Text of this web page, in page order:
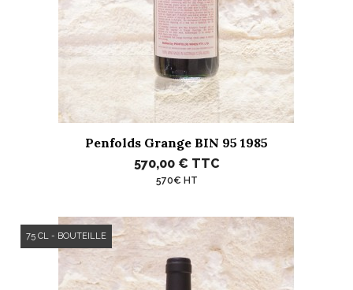
Penfolds Grange BIN 95 1985
570,00 € TTC
570€ HT
75 CL - BOUTEILLE